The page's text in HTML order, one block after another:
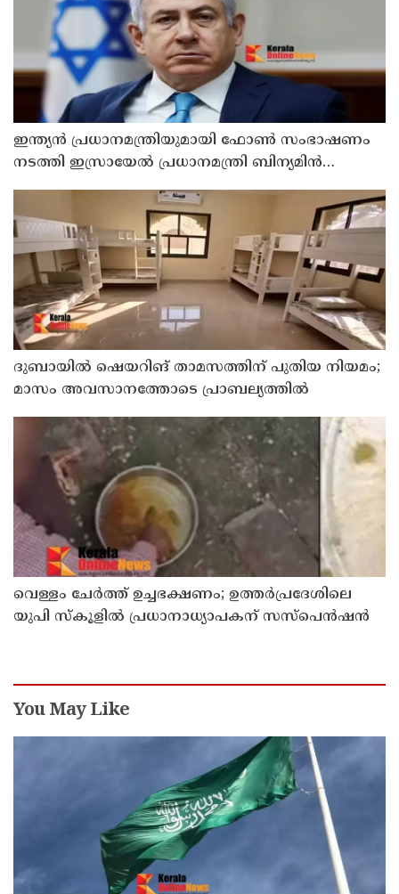
ഇന്ത്യൻ പ്രധാനമന്ത്രിയുമായി ഫോൺ സംഭാഷണം
നടത്തി ഇസ്രായേൽ പ്രധാനമന്ത്രി ബിന‍്യമിൻ
നെതന്യാഹു
ദുബായില്‍ ഷെയറിങ് താമസത്തിന് പുതിയ നിയമം;
മാസം അവസാനത്തോടെ പ്രാബല്യത്തില്‍
വെള്ളം ചേര്‍ത്ത് ഉച്ചഭക്ഷണം; ഉത്തര്‍പ്രദേശിലെ
യുപി സ്‌കൂളില്‍ പ്രധാനാധ്യാപകന് സസ്‌പെന്‍ഷന്‍
You May Like